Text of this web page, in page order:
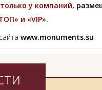
только у компаний,
и «VIP».
www.monuments.su